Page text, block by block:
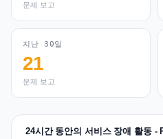
문제 보고
지난 30일
21
문제 보고
24시간 동안의 서비스 장애 활동 -